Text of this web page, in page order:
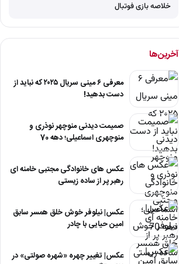
خلاصه بازی فوتبال
آخرین‌ها
معرفی ۶ مینی سریال ۲۰۲۵ که نباید از
دست بدهید!
صمیمت دیدنی منوچهر نوذری و
منوچهری اسماعیلی؛ دهه 70
عکس های خانوادگی مجتبی خامنه ای
رهبر پر از ساده زیستی
عکس| نیلوفر خوش خلق همسر سابق
امین حیایی با چادر
عکس| تغییر چهره «شهره صولتی» در